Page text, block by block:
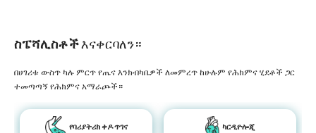
ስፔሻሊስቶችእናቀርባለን።
በሀገሪቱ ውስጥ ካሉ ምርጥ የጤና እንክብካቤዎች ለመምረጥ ከሁሉም የሕክምና ሂደቶች ጋር
ተመጣጣኝ የሕክምና አማራጮች።
የባሪያትሪክ ቀዶ ጥገና ካርዲዮሎጂ